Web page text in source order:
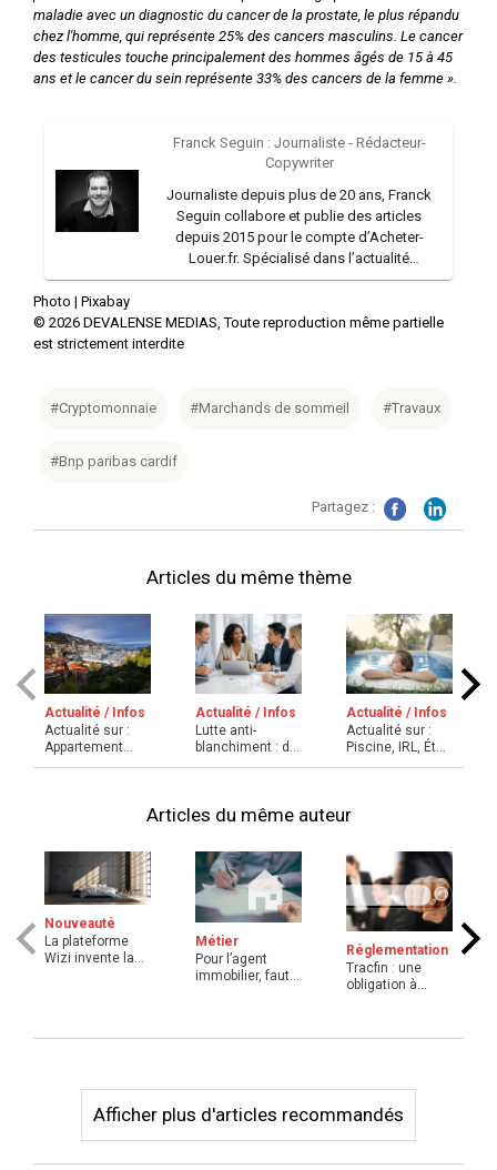
maladie avec un diagnostic du cancer de la prostate, le plus répandu
chez l'homme, qui représente 25% des cancers masculins. Le cancer
des testicules touche principalement des hommes âgés de 15 à 45
ans et le cancer du sein représente 33% des cancers de la femme ».
Franck Seguin : Journaliste - Rédacteur-
Copywriter
Journaliste depuis plus de 20 ans, Franck
Seguin collabore et publie des articles
depuis 2015 pour le compte d’Acheter-
Louer.fr. Spécialisé dans l’actualité
immobilière, il prête également sa plume sur
législatives et financières. Il réalise aussi des
plusieurs années avec l’Agence France
enseignant en faculté au sein de l’Université
supérieure d’Arts et Métiers (ENSAM).
Photo | Pixabay
© 2026 DEVALENSE MEDIAS, Toute reproduction même partielle
est strictement interdite
#Cryptomonnaie #Marchands de sommeil #Travaux
#Bnp paribas cardif
Partagez :
Articles du même thème
Actualité / Infos
Actualité sur :
Appartement
Monaco,
Actualité / Infos
Lutte anti-
blanchiment : du
Actualité / Infos
Actualité sur :
Piscine, IRL, État
daté, Loyers
Articles du même auteur
Nouveauté
La plateforme
Wizi invente la
Métier
Pour l’agent
immobilier, faut-il
Réglementation
Tracfin : une
obligation à
Afficher plus d'articles recommandés